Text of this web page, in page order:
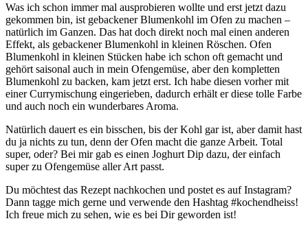
Was ich schon immer mal ausprobieren wollte und erst jetzt dazu
gekommen bin, ist gebackener Blumenkohl im Ofen zu machen –
natürlich im Ganzen. Das hat doch direkt noch mal einen anderen
Effekt, als gebackener Blumenkohl in kleinen Röschen. Ofen
Blumenkohl in kleinen Stücken habe ich schon oft gemacht und
gehört saisonal auch in mein Ofengemüse, aber den kompletten
Blumenkohl zu backen, kam jetzt erst. Ich habe diesen vorher mit
einer Currymischung eingerieben, dadurch erhält er diese tolle Farbe
und auch noch ein wunderbares Aroma.
Natürlich dauert es ein bisschen, bis der Kohl gar ist, aber damit hast
du ja nichts zu tun, denn der Ofen macht die ganze Arbeit. Total
super, oder? Bei mir gab es einen Joghurt Dip dazu, der einfach
super zu Ofengemüse aller Art passt.
Du möchtest das Rezept nachkochen und postet es auf Instagram?
Dann tagge mich gerne und verwende den Hashtag #kochendheiss!
Ich freue mich zu sehen, wie es bei Dir geworden ist!